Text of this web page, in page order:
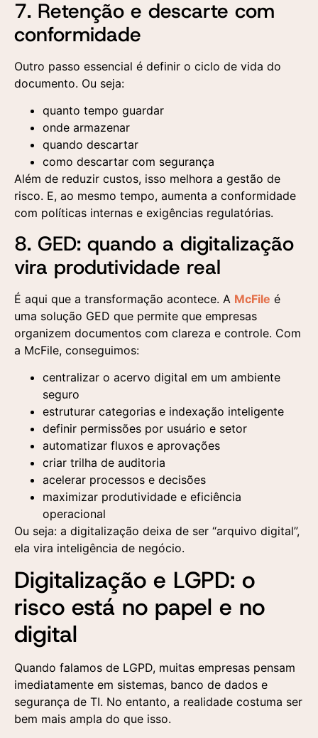
7. Retenção e descarte com
conformidade
Outro passo essencial é definir o ciclo de vida do
documento. Ou seja:
quanto tempo guardar
onde armazenar
quando descartar
como descartar com segurança
Além de reduzir custos, isso melhora a gestão de
risco. E, ao mesmo tempo, aumenta a conformidade
com políticas internas e exigências regulatórias.
8. GED: quando a digitalização
vira produtividade real
É aqui que a transformação acontece. A McFile é
uma solução GED que permite que empresas
organizem documentos com clareza e controle. Com
a McFile, conseguimos:
centralizar o acervo digital em um ambiente
seguro
estruturar categorias e indexação inteligente
definir permissões por usuário e setor
automatizar fluxos e aprovações
criar trilha de auditoria
acelerar processos e decisões
maximizar produtividade e eficiência
operacional
Ou seja: a digitalização deixa de ser “arquivo digital”,
ela vira inteligência de negócio.
Digitalização e LGPD: o
risco está no papel e no
digital
Quando falamos de LGPD, muitas empresas pensam
imediatamente em sistemas, banco de dados e
segurança de TI. No entanto, a realidade costuma ser
bem mais ampla do que isso.